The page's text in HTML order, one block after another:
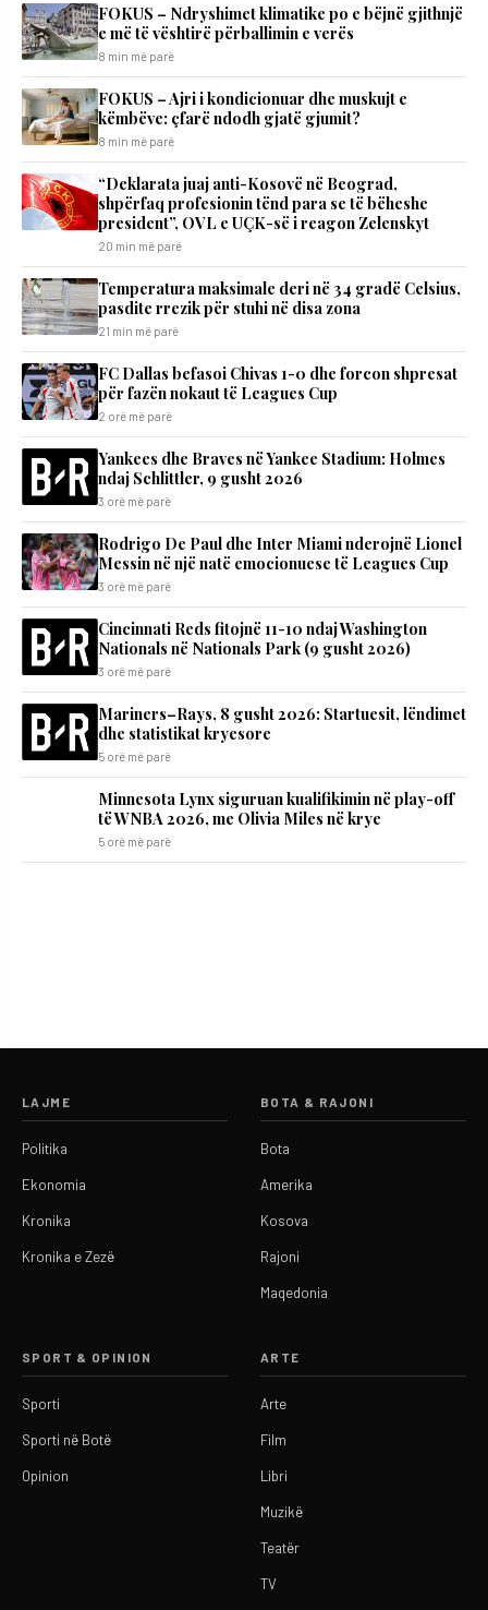
FOKUS – Ndryshimet klimatike po e bëjnë gjithnjë
e më të vështirë përballimin e verës
8 min më parë
FOKUS – Ajri i kondicionuar dhe muskujt e
këmbëve: çfarë ndodh gjatë gjumit?
8 min më parë
“Deklarata juaj anti-Kosovë në Beograd,
shpërfaq profesionin tënd para se të bëheshe
president”, OVL e UÇK-së i reagon Zelenskyt
20 min më parë
Temperatura maksimale deri në 34 gradë Celsius,
pasdite rrezik për stuhi në disa zona
21 min më parë
FC Dallas befasoi Chivas 1-0 dhe forcon shpresat
për fazën nokaut të Leagues Cup
2 orë më parë
Yankees dhe Braves në Yankee Stadium: Holmes
ndaj Schlittler, 9 gusht 2026
3 orë më parë
Rodrigo De Paul dhe Inter Miami nderojnë Lionel
Messin në një natë emocionuese të Leagues Cup
3 orë më parë
Cincinnati Reds fitojnë 11-10 ndaj Washington
Nationals në Nationals Park (9 gusht 2026)
3 orë më parë
Mariners–Rays, 8 gusht 2026: Startuesit, lëndimet
dhe statistikat kryesore
5 orë më parë
Minnesota Lynx siguruan kualifikimin në play-off
të WNBA 2026, me Olivia Miles në krye
5 orë më parë
LAJME
Politika
Ekonomia
Kronika
Kronika e Zezë
BOTA & RAJONI
Bota
Amerika
Kosova
Rajoni
Maqedonia
SPORT & OPINION
Sporti
Sporti në Botë
Opinion
ARTE
Arte
Film
Libri
Muzikë
Teatër
TV